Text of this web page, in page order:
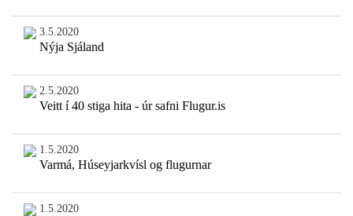
3.5.2020
Nýja Sjáland
2.5.2020
Veitt í 40 stiga hita - úr safni Flugur.is
1.5.2020
Varmá, Húseyjarkvísl og flugurnar
1.5.2020